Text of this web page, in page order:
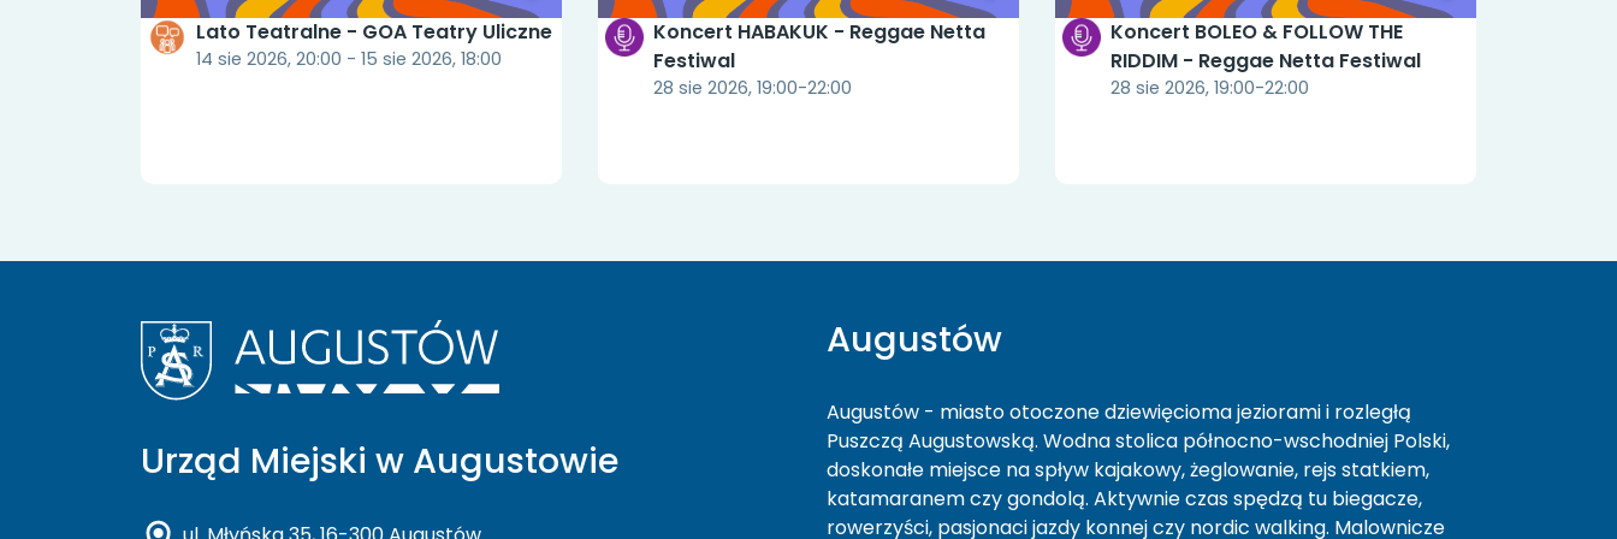
Lato Teatralne - GOA Teatry Uliczne
14 sie 2026, 20:00 - 15 sie 2026, 18:00
Koncert HABAKUK - Reggae Netta
Festiwal
28 sie 2026, 19:00-22:00
Koncert BOLEO & FOLLOW THE
RIDDIM - Reggae Netta Festiwal
28 sie 2026, 19:00-22:00
Urząd Miejski w Augustowie
Augustów
Augustów - miasto otoczone dziewięcioma jeziorami i rozległą
Puszczą Augustowską. Wodna stolica północno-wschodniej Polski,
doskonałe miejsce na spływ kajakowy, żeglowanie, rejs statkiem,
katamaranem czy gondolą. Aktywnie czas spędzą tu biegacze,
rowerzyści, pasjonaci jazdy konnej czy nordic walking. Malownicze